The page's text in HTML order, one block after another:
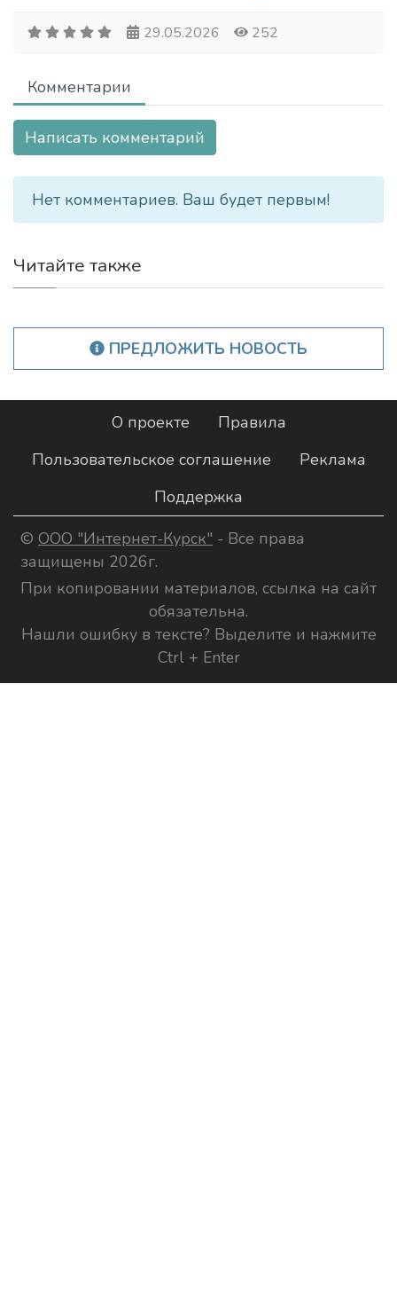
29.05.2026 252
Комментарии
Написать комментарий
Нет комментариев. Ваш будет первым!
Читайте также
ПРЕДЛОЖИТЬ НОВОСТЬ
О проекте
Правила
Пользовательское соглашение
Реклама
Поддержка
© ООО "Интернет-Курск" - Все права
защищены 2026г.
При копировании материалов, ссылка на сайт
обязательна.
Нашли ошибку в тексте? Выделите и нажмите
Ctrl + Enter